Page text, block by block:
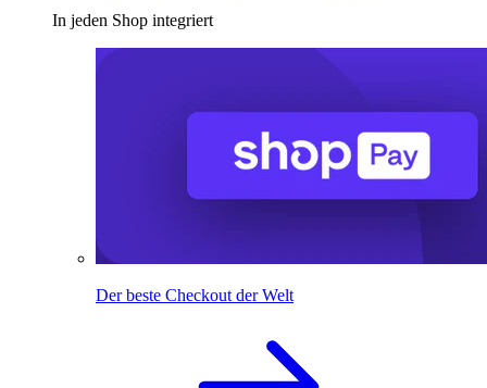
In jeden Shop integriert
Der beste Checkout der Welt